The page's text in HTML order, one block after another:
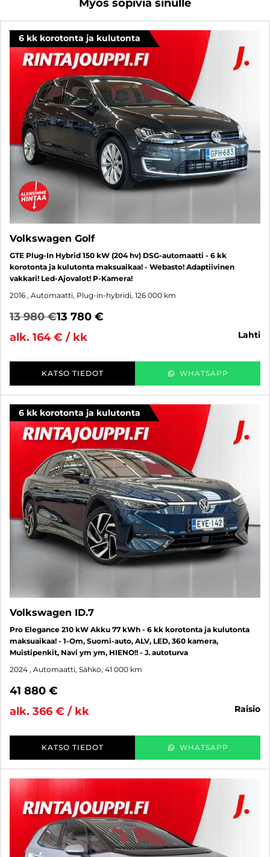
Myös sopivia sinulle
6 kk korotonta ja kulutonta
Volkswagen Golf
GTE Plug-In Hybrid 150 kW (204 hv) DSG-automaatti - 6 kk
korotonta ja kulutonta maksuaikaa! - Webasto! Adaptiivinen
vakkari! Led-Ajovalot! P-Kamera!
2016 , Automaatti, Plug-in-hybridi, 126 000 km
13 980 €13 780 €
alk. 164 € / kk
lahti
KATSO TIEDOT WHATSAPP
6 kk korotonta ja kulutonta
Volkswagen ID.7
Pro Elegance 210 kW Akku 77 kWh - 6 kk korotonta ja kulutonta
maksuaikaa! - 1-Om, Suomi-auto, ALV, LED, 360 kamera,
Muistipenkit, Navi ym ym, HIENO!! - J. autoturva
2024 , Automaatti, Sähkö, 41 000 km
41 880 €
alk. 366 € / kk
raisio
KATSO TIEDOT WHATSAPP